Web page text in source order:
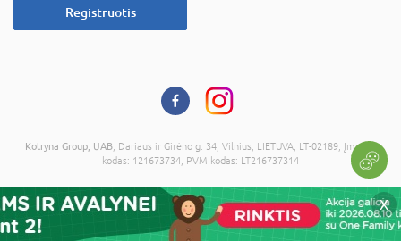
X
Registruotis
Kotryna Group, UAB , Dariaus ir Girėno g. 34, Vilnius, LIETUVA, LT-02189, Įmonės
kodas: 121673734, PVM kodas: LT216737314
© 2026 Visos teisės saugomos. Kopijuoti informaciją be administracijos sutikimo
draudžiama